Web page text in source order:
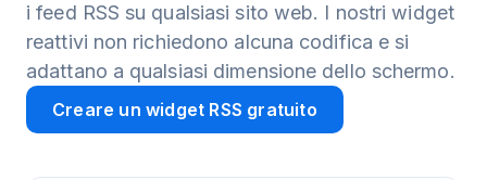
i feed RSS su qualsiasi sito web. I nostri widget
reattivi non richiedono alcuna codifica e si
adattano a qualsiasi dimensione dello schermo.
Creare un widget RSS gratuito